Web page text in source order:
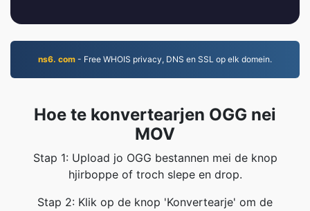
ns6. com - Free WHOIS privacy, DNS en SSL op elk domein.
Hoe te konvertearjen OGG nei
MOV
Stap 1: Upload jo OGG bestannen mei de knop
hjirboppe of troch slepe en drop.
Stap 2: Klik op de knop 'Konvertearje' om de